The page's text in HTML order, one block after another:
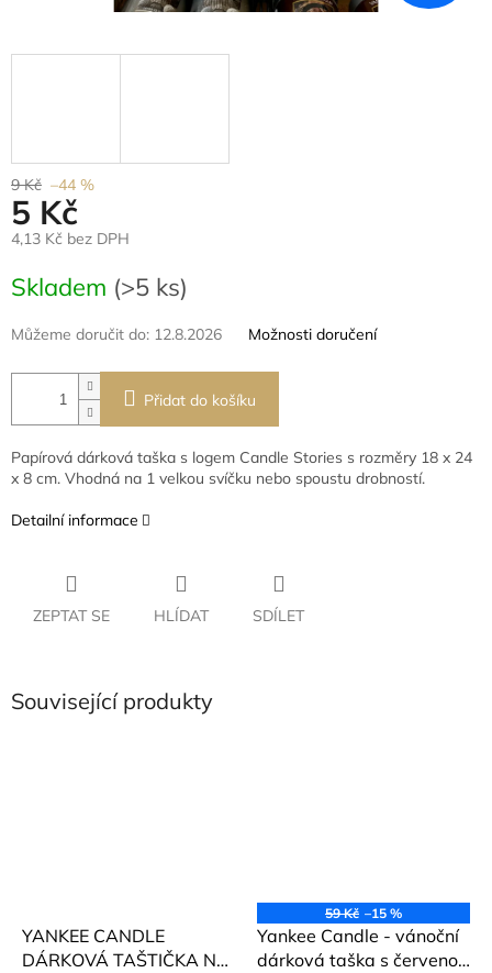
9 Kč –44 %
5 Kč
4,13 Kč bez DPH
cena:
Skladem (>5 ks)
Můžeme doručit do: 12.8.2026 Možnosti doručení
Přidat do košíku
Papírová dárková taška s logem Candle Stories s rozměry 18 x 24
x 8 cm. Vhodná na 1 velkou svíčku nebo spoustu drobností.
Detailní informace
ZEPTAT SE HLÍDAT SDÍLET
Související produkty
YANKEE CANDLE
DÁRKOVÁ TAŠTIČKA NA
59 Kč –15 %
Yankee Candle - vánoční
dárková taška s červenou